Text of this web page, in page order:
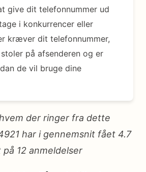
give dit telefonnummer ud
i konkurrencer eller
kræver dit telefonnummer,
på afsenderen og er
de vil bruge dine
der ringer fra dette
har i gennemsnit fået 4.7
på 12 anmeldelser